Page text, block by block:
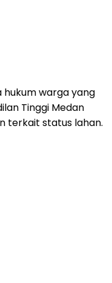
hukum warga yang
Tinggi Medan
terkait status lahan.